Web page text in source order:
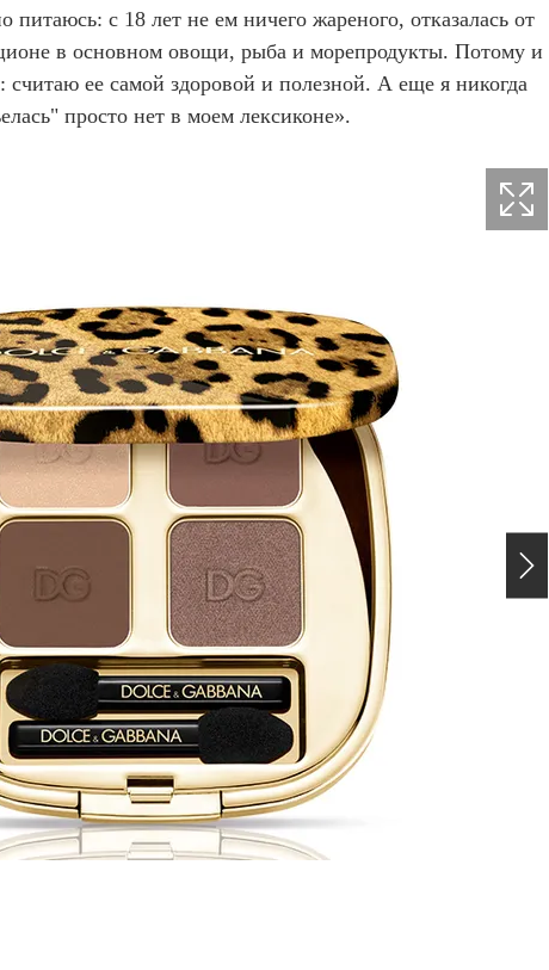
питаюсь: с 18 лет не ем ничего жареного, отказалась от
в основном овощи, рыба и морепродукты. Потому и
считаю ее самой здоровой и полезной. А еще я никогда
просто нет в моем лексиконе».